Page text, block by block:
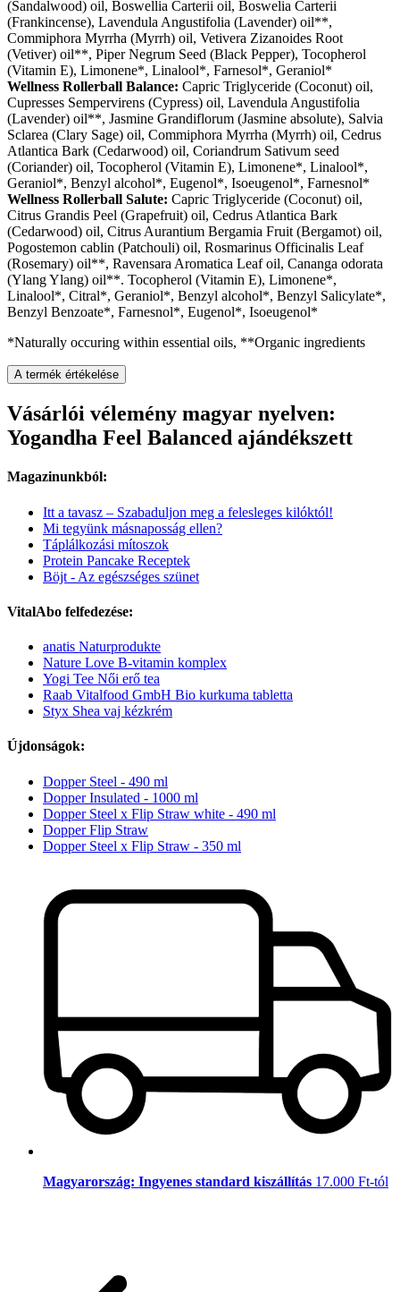
(Sandalwood) oil, Boswellia Carterii oil, Boswelia Carterii
(Frankincense), Lavendula Angustifolia (Lavender) oil**,
Commiphora Myrrha (Myrrh) oil, Vetivera Zizanoides Root
(Vetiver) oil**, Piper Negrum Seed (Black Pepper), Tocopherol
(Vitamin E), Limonene*, Linalool*, Farnesol*, Geraniol*
Wellness Rollerball Balance: Capric Triglyceride (Coconut) oil,
Cupresses Sempervirens (Cypress) oil, Lavendula Angustifolia
(Lavender) oil**, Jasmine Grandiflorum (Jasmine absolute), Salvia
Sclarea (Clary Sage) oil, Commiphora Myrrha (Myrrh) oil, Cedrus
Atlantica Bark (Cedarwood) oil, Coriandrum Sativum seed
(Coriander) oil, Tocopherol (Vitamin E), Limonene*, Linalool*,
Geraniol*, Benzyl alcohol*, Eugenol*, Isoeugenol*, Farnesnol*
Wellness Rollerball Salute: Capric Triglyceride (Coconut) oil,
Citrus Grandis Peel (Grapefruit) oil, Cedrus Atlantica Bark
(Cedarwood) oil, Citrus Aurantium Bergamia Fruit (Bergamot) oil,
Pogostemon cablin (Patchouli) oil, Rosmarinus Officinalis Leaf
(Rosemary) oil**, Ravensara Aromatica Leaf oil, Cananga odorata
(Ylang Ylang) oil**. Tocopherol (Vitamin E), Limonene*,
Linalool*, Citral*, Geraniol*, Benzyl alcohol*, Benzyl Salicylate*,
Benzyl Benzoate*, Farnesnol*, Eugenol*, Isoeugenol*
*Naturally occuring within essential oils, **Organic ingredients
A termék értékelése
Vásárlói vélemény magyar nyelven:
Yogandha Feel Balanced ajándékszett
Magazinunkból:
Itt a tavasz – Szabaduljon meg a felesleges kilóktól!
Mi tegyünk másnaposság ellen?
Táplálkozási mítoszok
Protein Pancake Receptek
Böjt - Az egészséges szünet
VitalAbo felfedezése:
anatis Naturprodukte
Nature Love B-vitamin komplex
Yogi Tee Női erő tea
Raab Vitalfood GmbH Bio kurkuma tabletta
Styx Shea vaj kézkrém
Újdonságok:
Dopper Steel - 490 ml
Dopper Insulated - 1000 ml
Dopper Steel x Flip Straw white - 490 ml
Dopper Flip Straw
Dopper Steel x Flip Straw - 350 ml
Magyarország: Ingyenes standard kiszállítás 17.000 Ft-tól